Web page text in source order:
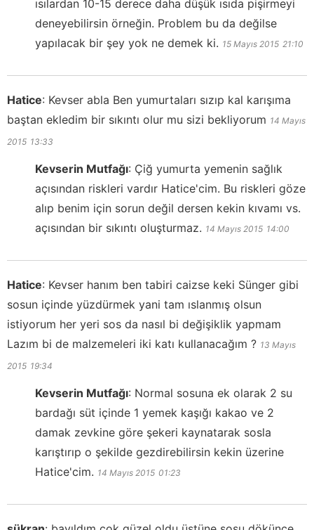
ısılardan 10-15 derece daha düşük ısıda pişirmeyi
deneyebilirsin örneğin. Problem bu da değilse
yapılacak bir şey yok ne demek ki. 15 Mayıs 2015 21:10
Hatice: Kevser abla Ben yumurtaları sızıp kal karışıma
baştan ekledim bir sıkıntı olur mu sizi bekliyorum 14 Mayıs
2015 13:33
Kevserin Mutfağı: Çiğ yumurta yemenin sağlık
açısından riskleri vardır Hatice'cim. Bu riskleri göze
alıp benim için sorun değil dersen kekin kıvamı vs.
açısından bir sıkıntı oluşturmaz. 14 Mayıs 2015 14:00
Hatice: Kevser hanım ben tabiri caizse keki Sünger gibi
sosun içinde yüzdürmek yani tam ıslanmış olsun
istiyorum her yeri sos da nasıl bi değişiklik yapmam
Lazım bi de malzemeleri iki katı kullanacağım ? 13 Mayıs
2015 19:34
Kevserin Mutfağı: Normal sosuna ek olarak 2 su
bardağı süt içinde 1 yemek kaşığı kakao ve 2
damak zevkine göre şekeri kaynatarak sosla
karıştırıp o şekilde gezdirebilirsin kekin üzerine
Hatice'cim. 14 Mayıs 2015 01:23